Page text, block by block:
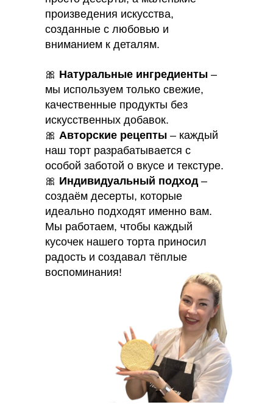
🎀 Натуральные ингредиенты –
мы используем только свежие,
качественные продукты без
искусственных добавок.
🎀 Авторские рецепты – каждый
наш торт разрабатывается с
особой заботой о вкусе и текстуре.
🎀 Индивидуальный подход–
создаём десерты, которые
идеально подходят именно вам.
Мы работаем, чтобы каждый
кусочек нашего торта приносил
радость и создавал тёплые
воспоминания!
произведения искусства,
созданные с любовью и
вниманием к деталям.